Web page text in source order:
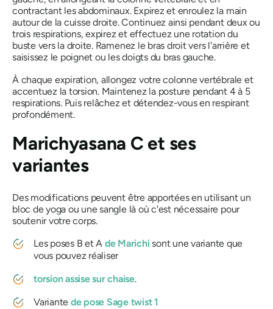
contractant les abdominaux. Expirez et enroulez la main
autour de la cuisse droite. Continuez ainsi pendant deux ou
trois respirations, expirez et effectuez une rotation du
buste vers la droite. Ramenez le bras droit vers l'arrière et
saisissez le poignet ou les doigts du bras gauche.
À chaque expiration, allongez votre colonne vertébrale et
accentuez la torsion. Maintenez la posture pendant 4 à 5
respirations. Puis relâchez et détendez-vous en respirant
profondément.
Marichyasana C et ses
variantes
Des modifications peuvent être apportées en utilisant un
bloc de yoga ou une sangle là où c'est nécessaire pour
soutenir votre corps.
Les poses B et A de Marichi sont une variante que
vous pouvez réaliser
torsion assise sur chaise.
Variante de pose Sage twist 1